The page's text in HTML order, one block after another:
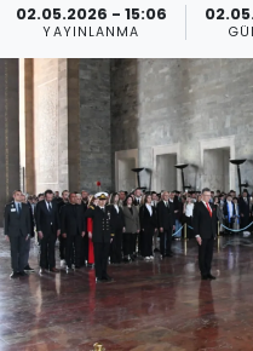
02.05.2026 - 15:06
YAYINLANMA